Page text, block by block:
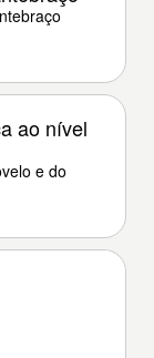
ao nível
e do